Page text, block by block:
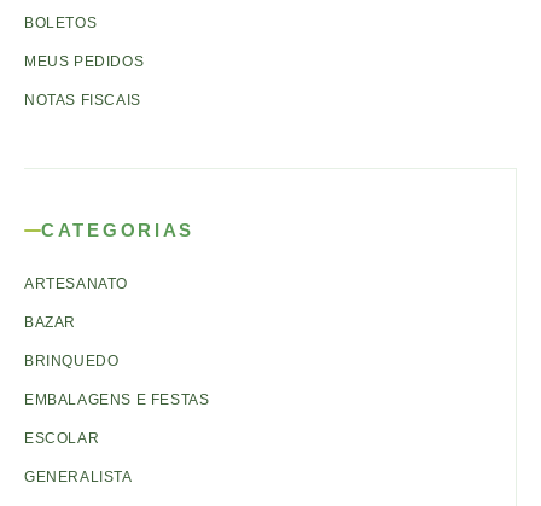
BOLETOS
MEUS PEDIDOS
NOTAS FISCAIS
CATEGORIAS
ARTESANATO
BAZAR
BRINQUEDO
EMBALAGENS E FESTAS
ESCOLAR
GENERALISTA